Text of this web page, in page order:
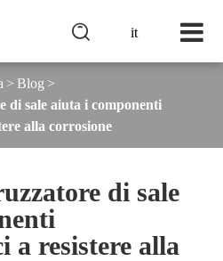
it

Blog
di sale aiuta i componenti
alla corrosione
di sale
a resistere alla